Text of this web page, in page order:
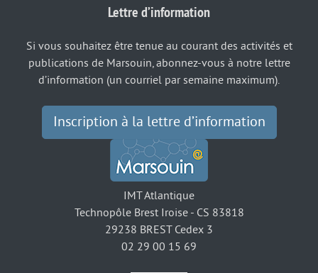
Lettre d’information
Si vous souhaitez être tenue au courant des activités et
publications de Marsouin, abonnez-vous à notre lettre
d’information (un courriel par semaine maximum).
Inscription à la lettre d’information
IMT Atlantique
Technopôle Brest Iroise - CS 83818
29238 BREST Cedex 3
02 29 00 15 69